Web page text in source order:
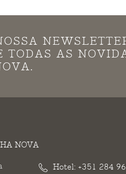
TODAS AS
NOVA
Hotel: +351 284